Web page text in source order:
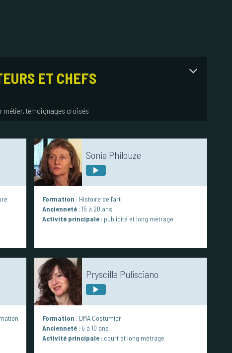
ET CHEFS
métier, témoignages croisés
Sonia Philouze
Formation : Histoire de l’art
Ancienneté: 15 à 20 ans
Activité principale: publicité et long métrage
Pryscille Pulisciano
Formation : DMA Costumier
Ancienneté: 5 à 10 ans
Activité principale: court et long métrage